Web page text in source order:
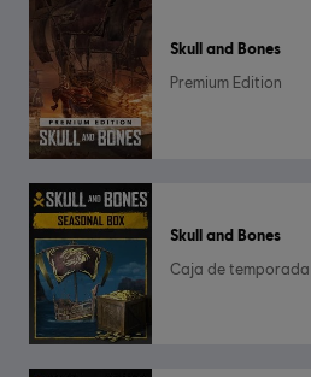
Skull and Bones
Premium Edition
Skull and Bones
Caja de temporada